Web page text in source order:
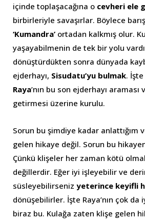
içinde toplaşacağına o cevheri ele
birbirleriyle savaşırlar. Böylece
‘Kumandra’ ortadan kalkmış olur.
yaşayabilmenin de tek bir yolu
dönüştürdükten sonra dünyada
ejderhayı, Sisudatu’yu bulmak.
Raya’nın bu son ejderhayı araması
getirmesi üzerine kurulu.
Sorun bu şimdiye kadar anlattığım
gelen hikaye değil. Sorun bu
Çünkü klişeler her zaman kötü
değillerdir. Eğer iyi işleyebilir ve
süsleyebilirseniz yeterince keyifli
dönüşebilirler. İşte Raya’nın çok da
biraz bu. Kulağa zaten klişe gelen